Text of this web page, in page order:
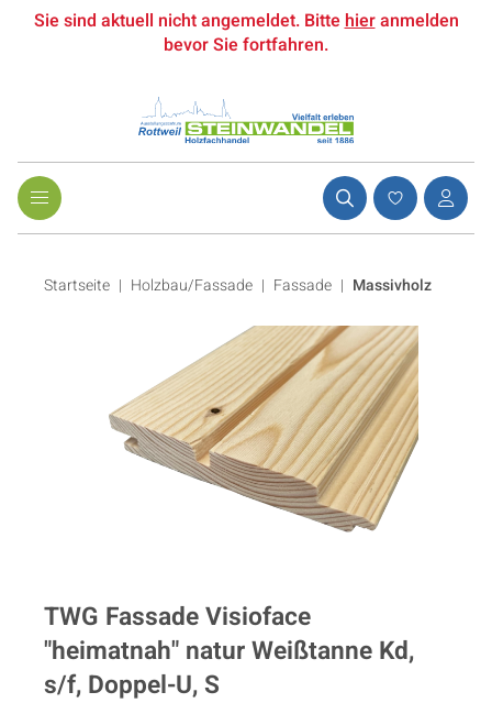
Sie sind aktuell nicht angemeldet. Bittehieranmelden
bevor Sie fortfahren.
Startseite Holzbau/Fassade | Fassade | Massivholz
TWG Fassade Visioface
"heimatnah" natur Weißtanne Kd,
s/f, Doppel-U, S